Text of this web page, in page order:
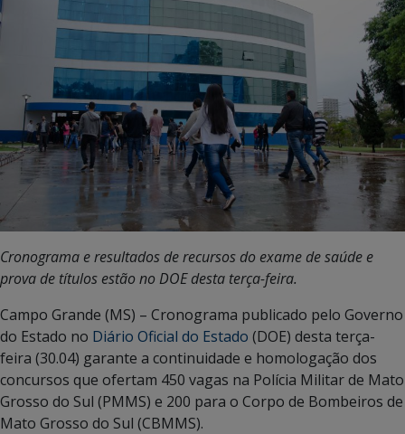
Cronograma e resultados de recursos do exame de saúde e
prova de títulos estão no DOE desta terça-feira.
Campo Grande (MS) – Cronograma publicado pelo Governo
do Estado no Diário Oficial do Estado (DOE) desta terça-
feira (30.04) garante a continuidade e homologação dos
concursos que ofertam 450 vagas na Polícia Militar de Mato
Grosso do Sul (PMMS) e 200 para o Corpo de Bombeiros de
Mato Grosso do Sul (CBMMS).